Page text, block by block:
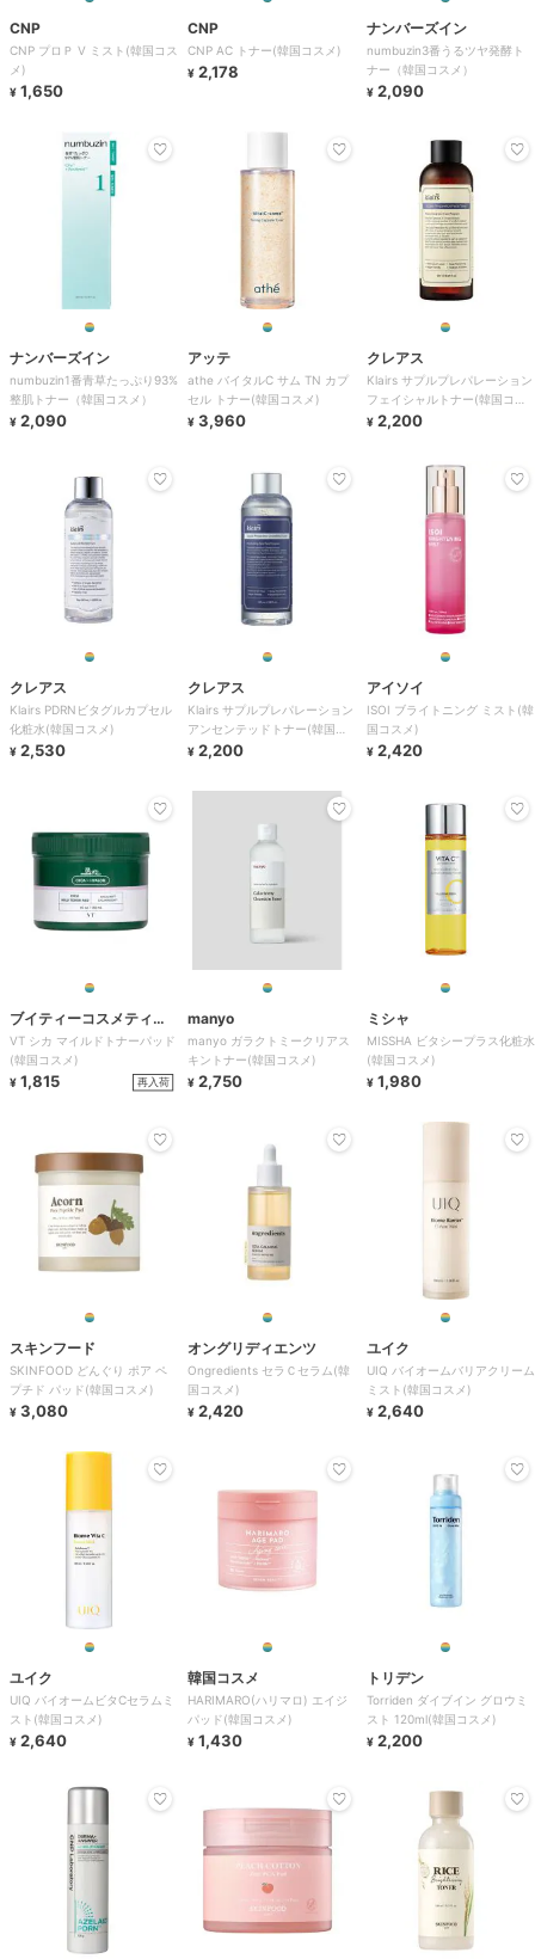
CNP
CNP プロＰ V ミスト(韓国コス
メ)
¥ 1,650
CNP
CNP AC トナー(韓国コスメ)
¥ 2,178
ナンバーズイン
numbuzin3番うるツヤ発酵ト
ナー（韓国コスメ）
¥ 2,090
ナンバーズイン
numbuzin1番青草たっぷり93%
整肌トナー（韓国コスメ）
¥ 2,090
アッテ
athe バイタルC サム TN カプ
セル トナー(韓国コスメ)
¥ 3,960
クレアス
Klairs サプルプレパレーション
フェイシャルトナー(韓国コス
メ)
¥ 2,200
クレアス
Klairs PDRNビタグルカプセル
化粧水(韓国コスメ)
¥ 2,530
クレアス
Klairs サプルプレパレーション
アンセンテッドトナー(韓国コ
スメ)
¥ 2,200
アイソイ
ISOI ブライトニング ミスト(韓
国コスメ)
¥ 2,420
ブイティーコスメティク
ス
VT シカ マイルドトナーパッド
(韓国コスメ)
¥ 1,815 再入荷
manyo
manyo ガラクトミークリアス
キントナー(韓国コスメ)
¥ 2,750
ミシャ
MISSHA ビタシープラス化粧水
(韓国コスメ)
¥ 1,980
スキンフード
SKINFOOD どんぐり ポア ペ
プチド パッド(韓国コスメ)
¥ 3,080
オングリディエンツ
Ongredients セラＣセラム(韓
国コスメ)
¥ 2,420
ユイク
UIQ バイオームバリアクリーム
ミスト(韓国コスメ)
¥ 2,640
ユイク
UIQ バイオームビタCセラムミ
スト(韓国コスメ)
¥ 2,640
韓国コスメ
HARIMARO(ハリマロ) エイジ
パッド(韓国コスメ)
¥ 1,430
トリデン
Torriden ダイブイン グロウミ
スト 120ml(韓国コスメ)
¥ 2,200